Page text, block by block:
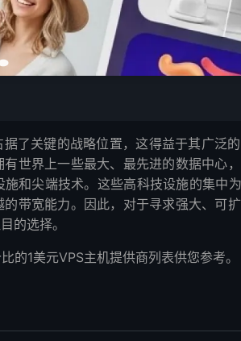
了关键的战略位置，这得益于其广泛
世界上一些最大、最先进的数据中心
和尖端技术。这些高科技设施的集中
带宽能力。因此，对于寻求强大、可
的选择。
的1美元VPS主机提供商列表供您参考。